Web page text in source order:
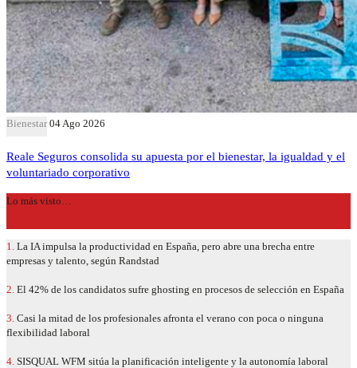
Bienestar 04 Ago 2026
Reale Seguros consolida su apuesta por el bienestar, la igualdad y el
voluntariado corporativo
Lo más visto…
1. La IA impulsa la productividad en España, pero abre una brecha entre
empresas y talento, según Randstad
2. El 42% de los candidatos sufre ghosting en procesos de selección en España
3. Casi la mitad de los profesionales afronta el verano con poca o ninguna
flexibilidad laboral
4. SISQUAL WFM sitúa la planificación inteligente y la autonomía laboral